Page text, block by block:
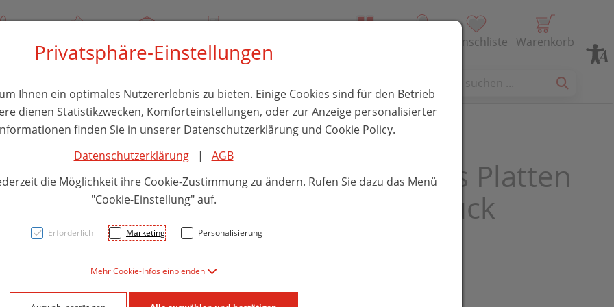
Über uns Rezept-Anfrage Service Wunschliste Warenkorb
MOMOSAN-weiss Platten
59x49x2cm, 7 Stück
Privatsphäre-Einstellungen
Ihnen ein optimales Nutzererlebnis zu bieten. Einige Cookies sind für den Betrieb
dienen Statistikzwecken, Komforteinstellungen, oder zur Anzeige personalisierter
finden Sie in unserer Datenschutzerklärung und Cookie Policy.
Datenschutzerklärung| AGB
die Möglichkeit ihre Cookie-Zustimmung zu ändern. Rufen Sie dazu das Menü
"Cookie-Einstellung" auf.
Erforderlich Marketing Personalisierung
Mehr Cookie-Infos einblenden